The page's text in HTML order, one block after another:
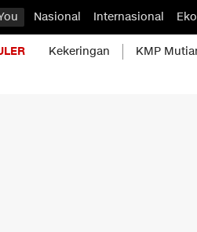
Nasional Internasional
Kekeringan KMP